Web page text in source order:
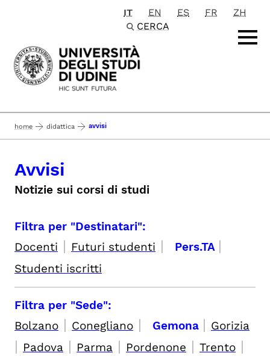
Passa al contenuto principale
IT EN ES FR
ZH
CERCA
home didattica avvisi
Avvisi
Notizie sui corsi di studi
Filtra per "Destinatari":
Docenti | Futuri studenti | Pers.TA |
Studenti iscritti
Filtra per "Sede":
Bolzano | Conegliano | Gemona | Gorizia
| Padova | Parma | Pordenone | Trento |